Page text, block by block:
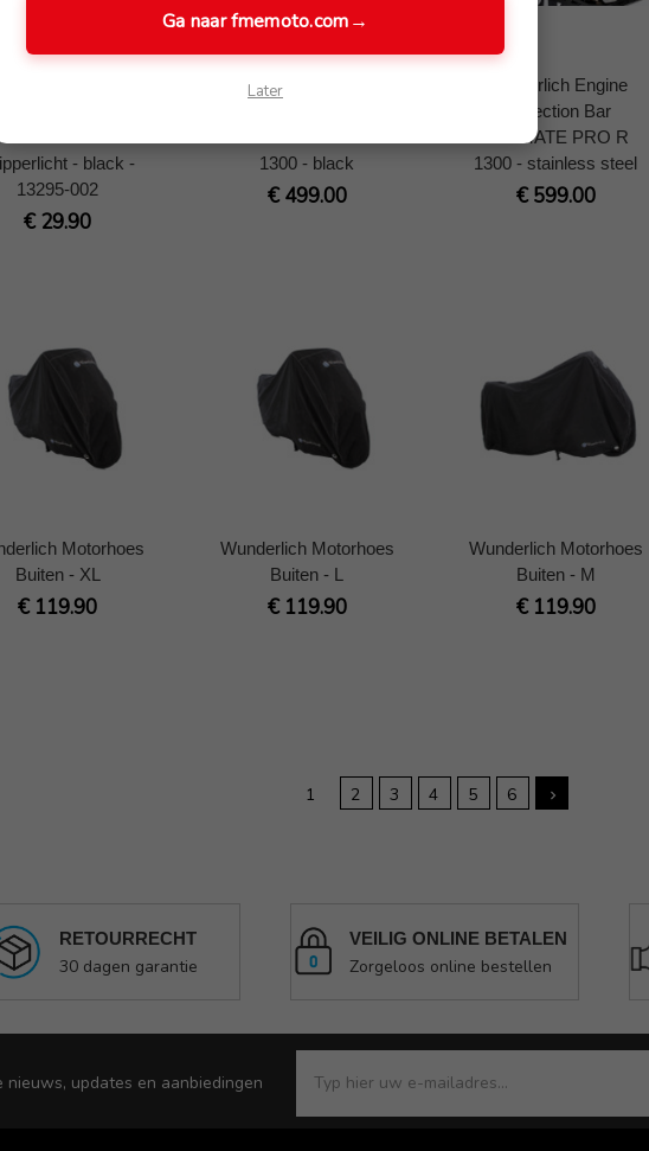
led
- black -
13295-002
€ 29.90
Wunderlich Engine
1300 - black
€ 499.00
Wunderlich Engine
Protection Bar
ULTIMATE PRO R
1300 - stainless steel
€ 599.00
Motorhoes
Buiten - XL
€ 119.90
Wunderlich Motorhoes
Buiten - L
€ 119.90
Wunderlich Motorhoes
Buiten - M
€ 119.90
1 2 3 4 5 6
RETOURRECHT
30 dagen garantie
VEILIG ONLINE BETALEN
Zorgeloos online bestellen
updates en aanbiedingen
Ga naar fmemoto.com→
Later